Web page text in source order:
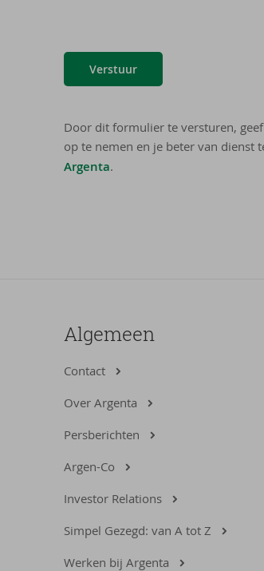
Verstuur
Door dit formulier te versturen,
op te nemen en je beter van dienst
Argenta.
Algemeen
Contact
Over Argenta
Persberichten
Argen-Co
Investor Relations
Simpel Gezegd: van A tot Z
Werken bij Argenta